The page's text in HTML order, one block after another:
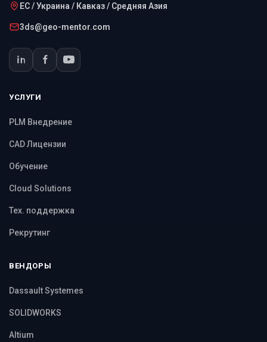
ЕС / Украина / Кавказ / Средняя Азия
3ds@geo-mentor.com
УСЛУГИ
PLM Внедрение
CAD Лицензии
Обучение
Cloud Solutions
Тех. поддержка
Рекрутинг
ВЕНДОРЫ
Dassault Systemes
SOLIDWORKS
Altium